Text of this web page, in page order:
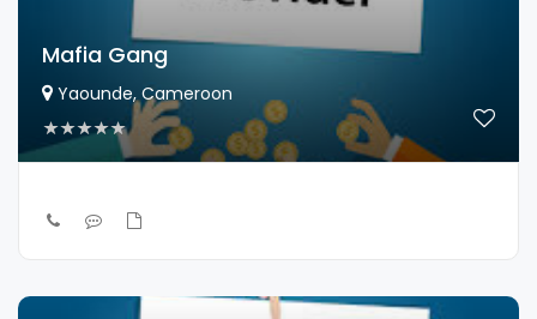
Mafia Gang
Yaounde, Cameroon